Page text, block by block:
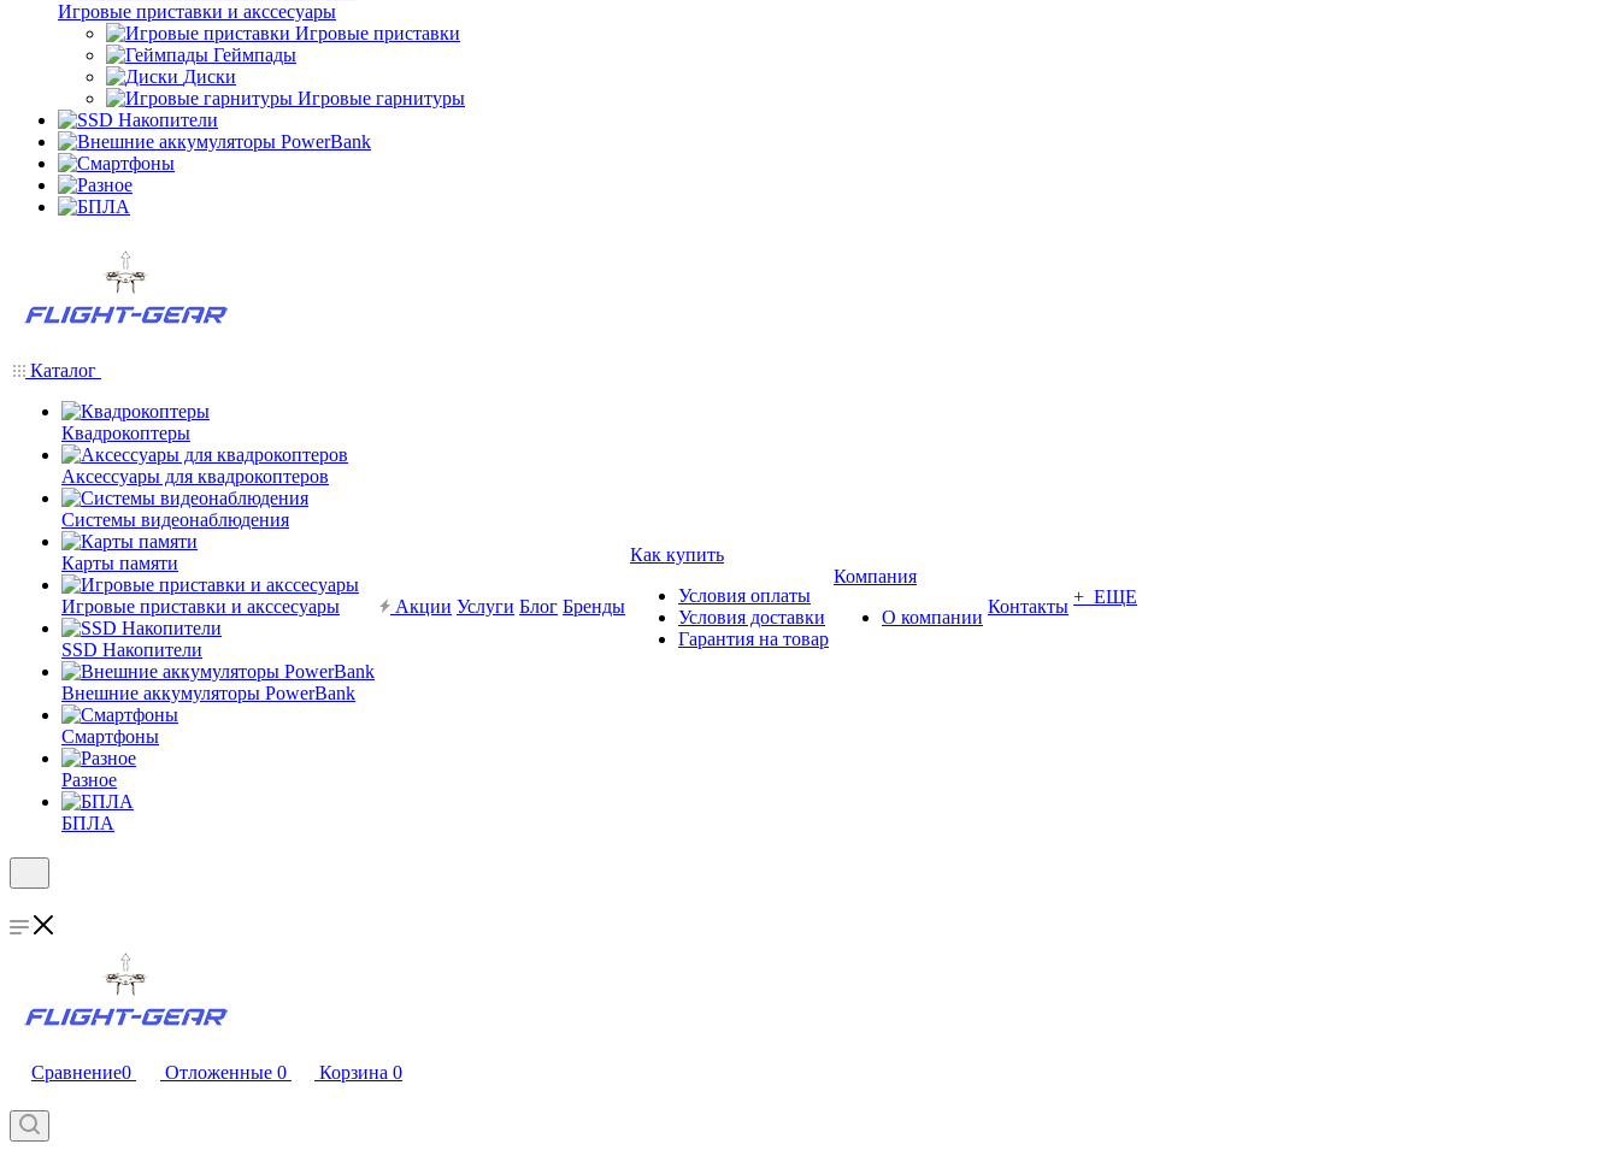
Игровые приставки и акссесуары
Игровые приставки
Геймпады
Диски
Игровые гарнитуры
Каталог
Квадрокоптеры
Аксессуары для квадрокоптеров
Системы видеонаблюдения
Карты памяти
Игровые приставки и акссесуары
SSD Накопители
Внешние аккумуляторы PowerBank
Смартфоны
Разное
БПЛА
Акции Услуги Блог Бренды
Как купить
Условия оплаты
Условия доставки
Гарантия на товар
Компания
О компании
Контакты + ЕЩЕ
Сравнение0 Отложенные 0 Корзина 0